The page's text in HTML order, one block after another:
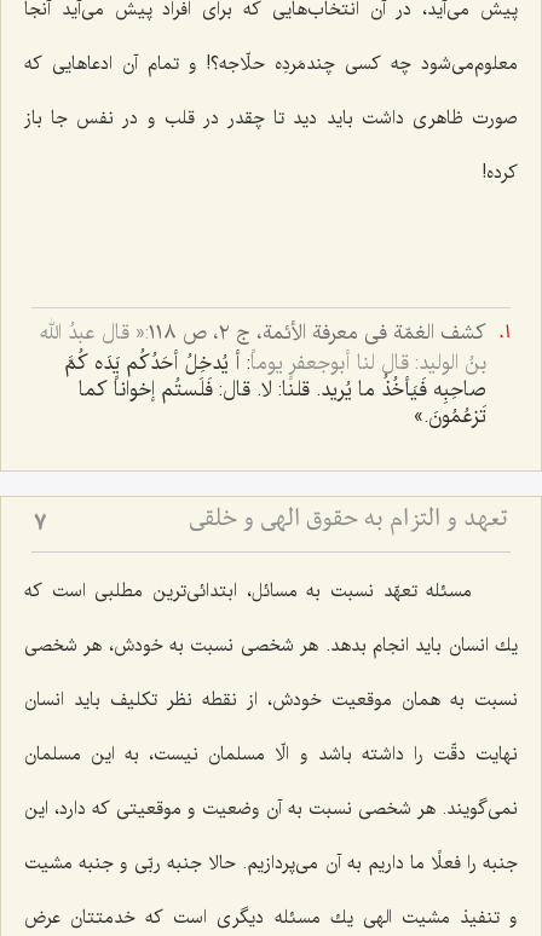
پیش می‌آید، در آن انتخاب‌هایی كه برای افراد پیش می‌آید آنجا
معلوم‌می‌شود چه كسی چندمَردِه حلّاجه؟! و تمام آن ادعاهایی كه
صورت ظاهری داشت باید دید تا چقدر در قلب و در نفس جا باز
كرده!
كشف الغمّة فى معرفة الأئمة، ج ٢، ص ١١٨
:« قال عبدُ الله
بنُ الوليد: قال لنا أبوجعفرٍ يوماً: أ يُدخِلُ أحَدُكُم يَدَه كُمَّ
صاحِبِه فَيَأخُذُ ما يُريد. قلنا: لا. قال: فَلَستُم إخواناً كما
تَزعُمُونَ.»
تعهد و التزام به حقوق الهى و خلقى 7
مسئله تعهّد نسبت به مسائل، ابتدائی‌ترین مطلبی است كه
یك انسان باید انجام بدهد. هر شخصی نسبت به خودش، هر شخصی
نسبت به همان موقعیت خودش، از نقطه نظر تكلیف باید انسان
نهایت دقّت را داشته باشد و الّا مسلمان نیست، به این مسلمان
نمی‌گویند. هر شخصی نسبت به آن وضعیت و موقعیتی كه دارد، این
جنبه را فعلًا ما داریم به آن می‌پردازیم. حالا جنبه ربّی و جنبه مشیت
و تنفیذ مشیت الهی یك مسئله دیگری است كه خدمتتان عرض